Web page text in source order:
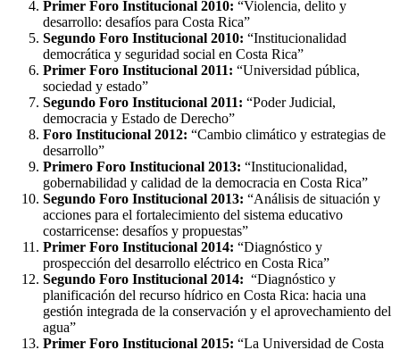
Primer Foro Institucional 2010: “Violencia, delito y
desarrollo: desafíos para Costa Rica”
Segundo Foro Institucional 2010: “Institucionalidad
democrática y seguridad social en Costa Rica”
Primer Foro Institucional 2011: “Universidad pública,
sociedad y estado”
Segundo Foro Institucional 2011: “Poder Judicial,
democracia y Estado de Derecho”
Foro Institucional 2012: “Cambio climático y estrategias de
desarrollo”
Primero Foro Institucional 2013: “Institucionalidad,
gobernabilidad y calidad de la democracia en Costa Rica”
Segundo Foro Institucional 2013: “Análisis de situación y
acciones para el fortalecimiento del sistema educativo
costarricense: desafíos y propuestas”
Primer Foro Institucional 2014: “Diagnóstico y
prospección del desarrollo eléctrico en Costa Rica”
Segundo Foro Institucional 2014: “Diagnóstico y
planificación del recurso hídrico en Costa Rica: hacia una
gestión integrada de la conservación y el aprovechamiento del
agua”
Primer Foro Institucional 2015: “La Universidad de Costa